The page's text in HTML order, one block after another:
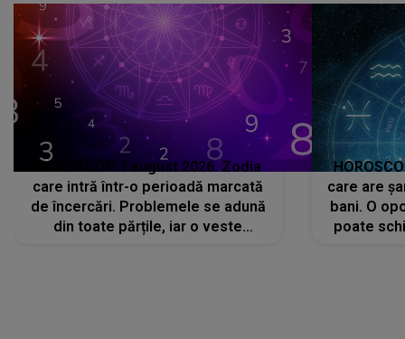
HOROSCOP 7 august 2026. Zodia
care intră într-o perioadă marcată
de încercări. Problemele se adună
din toate părțile, iar o veste
care are
bani. O
poate